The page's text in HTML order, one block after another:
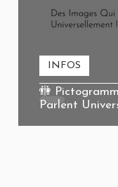
🚻
Parlent
INFOS